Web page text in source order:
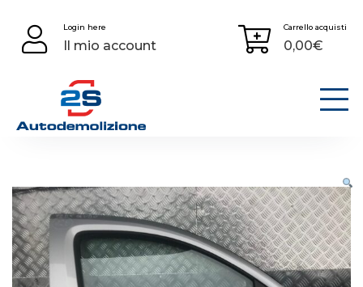
content
Login here
Il mio account
Carrello acquisti
0,00€